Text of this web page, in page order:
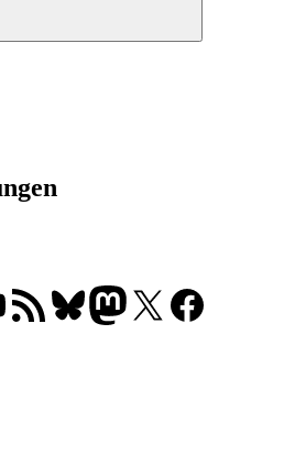
Suchen
Instagram
YouTube-Kanal
RSS-FeedBluesky
Folgt uns auf Mastodon
X Folgt uns auf